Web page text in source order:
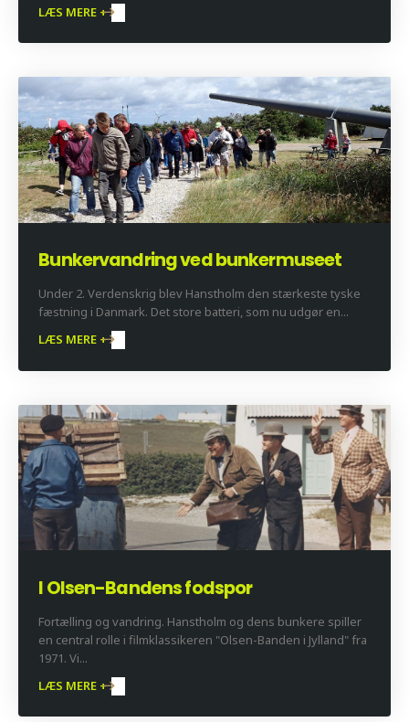
LÆS MERE +
Bunkervandring ved bunkermuseet
Under 2. Verdenskrig blev Hanstholm den stærkeste tyske
fæstning i Danmark. Det store batteri, som nu udgør en...
LÆS MERE +
I Olsen-Bandens fodspor
Fortælling og vandring. Hanstholm og dens bunkere spiller
en central rolle i filmklassikeren "Olsen-Banden i Jylland" fra
1971. Vi...
LÆS MERE +